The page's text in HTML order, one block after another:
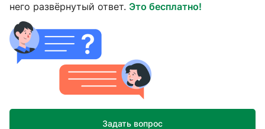
него развёрнутый ответ. Это бесплатно!
Задать вопрос